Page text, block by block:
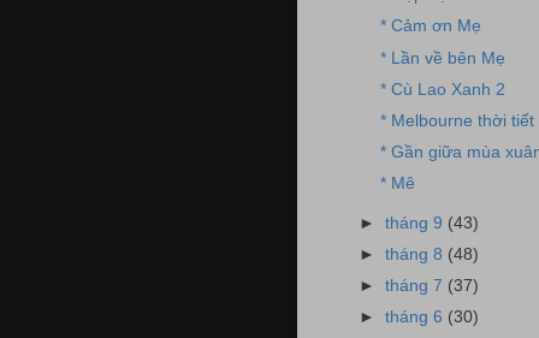
* Cảm ơn Mẹ
* Lần về bên Mẹ
* Cù Lao Xanh 2
* Melbourne thời tiết
* Gần giữa mùa
* Mê
►tháng 9 (43)
►tháng 8 (48)
►tháng 7 (37)
►tháng 6 (30)